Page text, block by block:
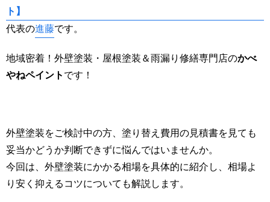
ト】
代表の進藤です。
地域密着！外壁塗装・屋根塗装＆雨漏り修繕専門店のかべ
やねペイント です！
外壁塗装をご検討中の方、塗り替え費用の見積書を見ても
妥当かどうか判断できずに悩んではいませんか。
今回は、外壁塗装にかかる相場を具体的に紹介し、相場よ
り安く抑えるコツについても解説します。